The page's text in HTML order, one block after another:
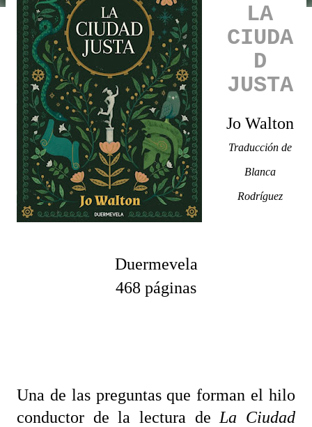
LA
CIUDA
D
JUSTA
Jo Walton
Traducción de
Blanca
Rodríguez
Duermevela
468 páginas
Una de las preguntas que forman el hilo
conductor de la lectura de La Ciudad